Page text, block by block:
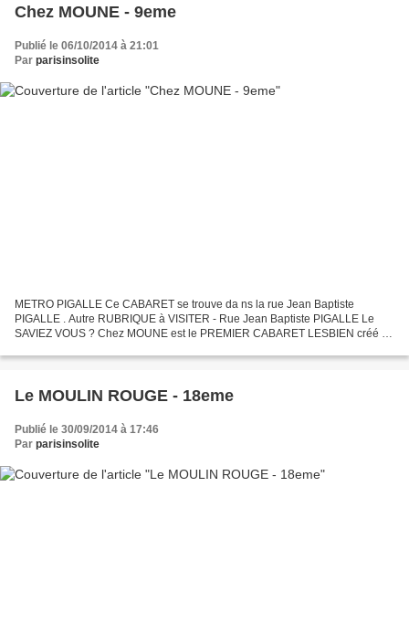
Chez MOUNE - 9eme
Publié le 06/10/2014 à 21:01
Par parisinsolite
METRO PIGALLE Ce CABARET se trouve da ns la rue Jean Baptiste
PIGALLE . Autre RUBRIQUE à VISITER - Rue Jean Baptiste PIGALLE Le
SAVIEZ VOUS ? Chez MOUNE est le PREMIER CABARET LESBIEN créé à
Le MOULIN ROUGE - 18eme
Publié le 30/09/2014 à 17:46
Par parisinsolite